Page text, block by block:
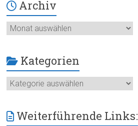
Archiv
Archiv
Kategorien
Kategorien
Weiterführende Links: